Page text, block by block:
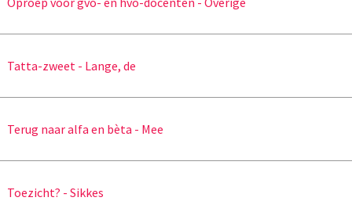
Tatta-zweet - Lange, de
Terug naar alfa en bèta - Mee
Toezicht? - Sikkes